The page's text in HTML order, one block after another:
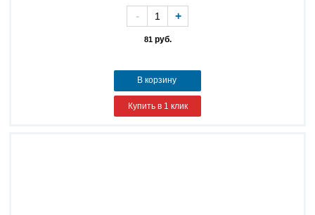
81руб.
- +
В корзину
Купить в 1 клик